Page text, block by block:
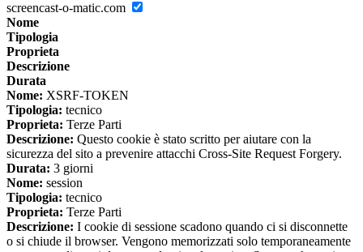
screencast-o-matic.com
Nome
Tipologia
Proprieta
Descrizione
Durata
Nome: XSRF-TOKEN
Tipologia: tecnico
Proprieta: Terze Parti
Descrizione: Questo cookie è stato scritto per aiutare con la
sicurezza del sito a prevenire attacchi Cross-Site Request Forgery.
Durata: 3 giorni
Nome: session
Tipologia: tecnico
Proprieta: Terze Parti
Descrizione: I cookie di sessione scadono quando ci si disconnette
o si chiude il browser. Vengono memorizzati solo temporaneamente